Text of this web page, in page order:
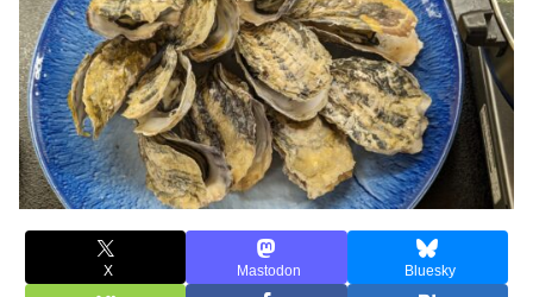
X Mastodon Bluesky